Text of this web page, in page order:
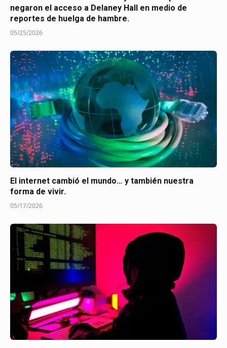
negaron el acceso a Delaney Hall en medio de
reportes de huelga de hambre.
05/25/2026
El internet cambió el mundo… y también nuestra
forma de vivir.
05/17/2026